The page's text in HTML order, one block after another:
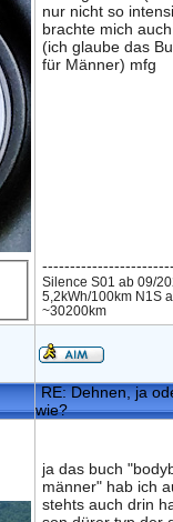
nur nicht so
brachte mich
(ich glaube das
für Männer) mfg
Silence S01 ab 09/
5,2kWh/100km N1S
~30200km
RE: Dehnen, ja
wie?
ja das buch
männer" hab ich
stehts auch drin